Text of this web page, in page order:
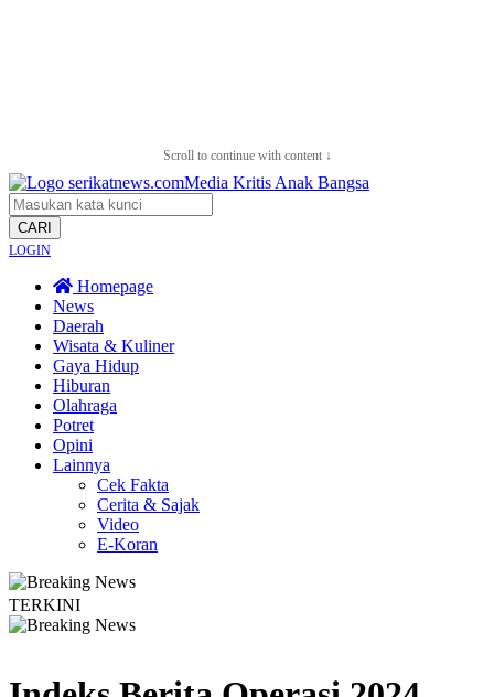
Scroll to continue with content ↓
CARI
LOGIN
Homepage
News
Daerah
Wisata & Kuliner
Gaya Hidup
Hiburan
Olahraga
Potret
Opini
Lainnya
Cek Fakta
Cerita & Sajak
Video
E-Koran
TERKINI